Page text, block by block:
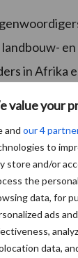
value your
and our 4
to
store and/or
the
data, for
ads
data,
in Afrika